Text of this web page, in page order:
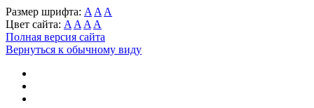
Размер шрифта: A A A
Цвет сайта: A A A A
Полная версия сайта
Вернуться к обычному виду